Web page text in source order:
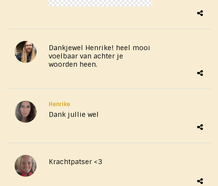
Dankjewel Henrike! heel mooi
voelbaar van achter je
woorden heen.
Henrike
Dank jullie wel
Krachtpatser <3